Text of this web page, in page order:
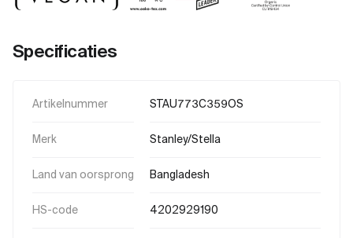
Specificaties
Artikelnummer STAU773C359OS
Merk Stanley/Stella
Land van oorsprong Bangladesh
HS-code 4202929190